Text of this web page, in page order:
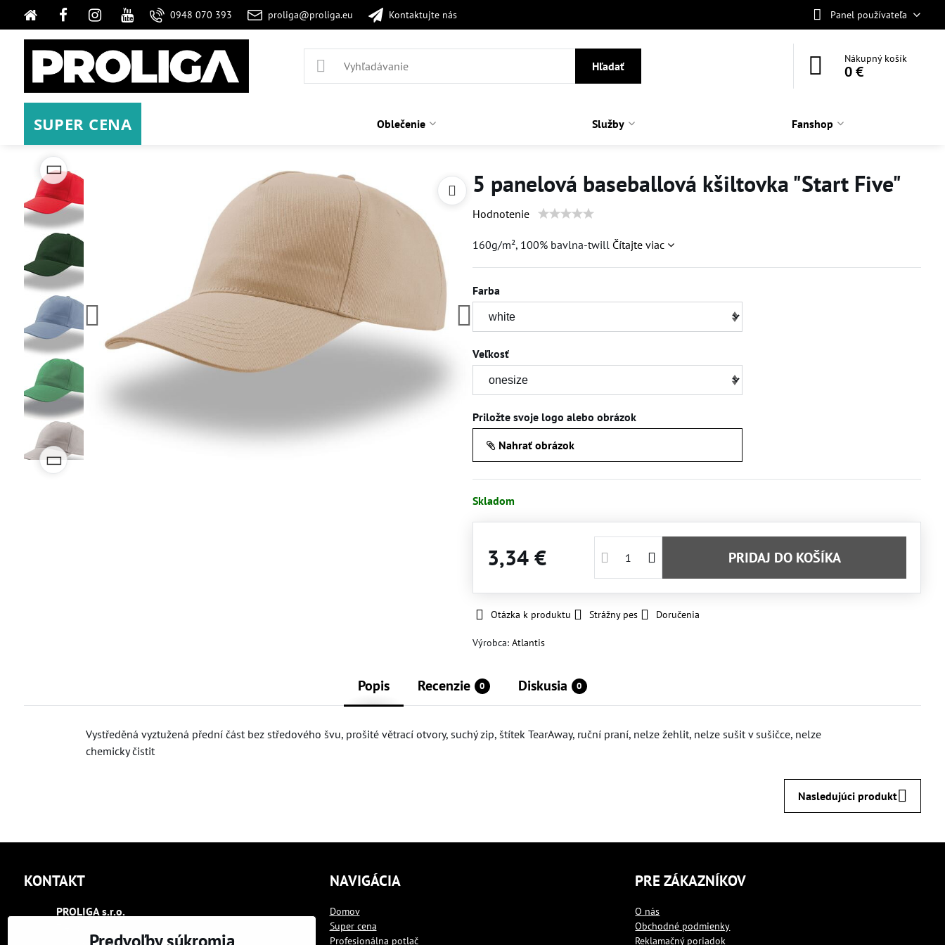
0948 070 393 proliga@proliga.eu Kontaktujte nás Panel používateľa
Hľadať
Nákupný košík
0 €
SUPER CENA Oblečenie Služby Fanshop
5 panelová baseballová kšiltovka "Start Five"
Hodnotenie
160g/m², 100% bavlna-twill Čítajte viac
Farba
Veľkosť
Priložte svoje logo alebo obrázok
Nahrať obrázok
Skladom
3,34 € PRIDAJ DO KOŠÍKA
Otázka k produktu Strážny pes Doručenia
Výrobca: Atlantis
Popis Recenzie 0 Diskusia 0
Vystředěná vyztužená přední část bez středového švu, prošité větrací otvory, suchý zip, štítek TearAway, ruční praní, nelze žehlit, nelze sušit v sušičce, nelze
chemicky čistit
Nasledujúci produkt
KONTAKT
PROLIGA s​.r​.o​.
Kasárenská 2404
NAVIGÁCIA
Domov
Super cena
Profesionálna potlač
PRE ZÁKAZNÍKOV
O nás
Obchodné podmienky
Reklamačný poriadok